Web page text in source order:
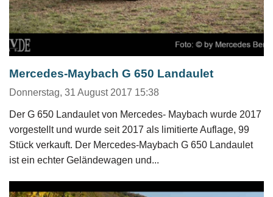
Mercedes-Maybach G 650 Landaulet
Donnerstag, 31 August 2017 15:38
Der G 650 Landaulet von Mercedes- Maybach wurde 2017
vorgestellt und wurde seit 2017 als limitierte Auflage, 99
Stück verkauft. Der Mercedes-Maybach G 650 Landaulet
ist ein echter Geländewagen und...